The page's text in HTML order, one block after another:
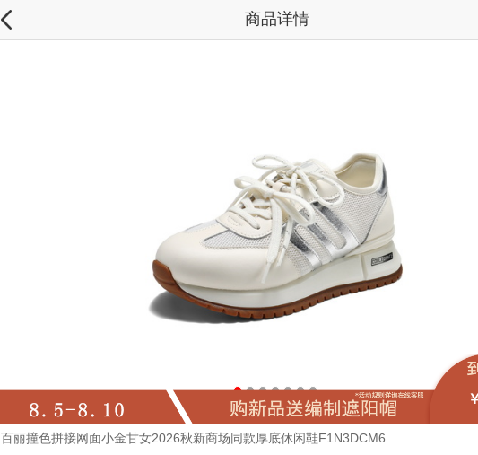
商品详情
百丽撞色拼接网面小金甘女2026秋新商场同款厚底休闲鞋F1N3DCM6